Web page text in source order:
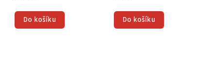
Do košíku Do košíku